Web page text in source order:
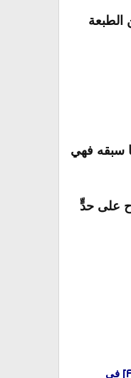
سبقه فهي
على حدٍّ
في